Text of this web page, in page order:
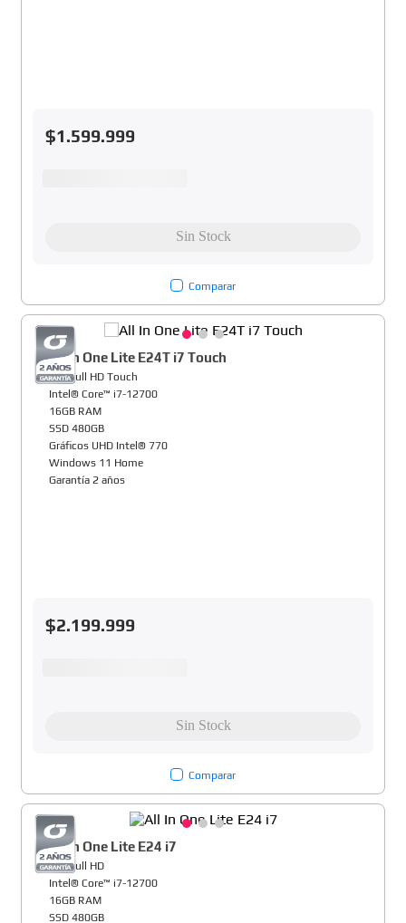
$1.599.999
Comparar
All In One Lite E24T i7 Touch
24" Full HD Touch
Intel® Core™ i7-12700
16GB RAM
SSD 480GB
Gráficos UHD Intel® 770
Windows 11 Home
Garantía 2 años
$2.199.999
Comparar
All In One Lite E24 i7
24" Full HD
Intel® Core™ i7-12700
16GB RAM
SSD 480GB